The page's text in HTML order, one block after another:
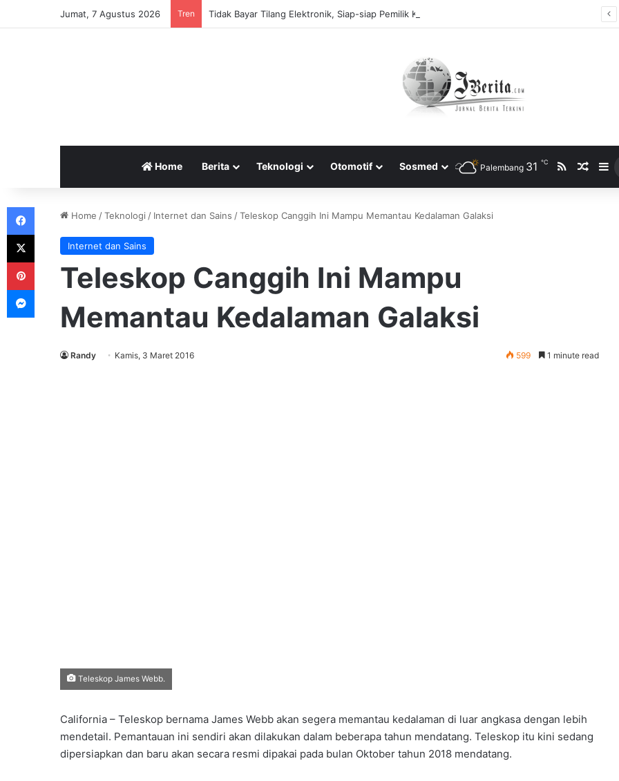
Jumat, 7 Agustus 2026 Tren
Home Berita Teknologi Otomotif Sosmed Palembang 31 ℃ RSS
Home /Teknologi / Internet dan Sains /Teleskop Canggih Ini Mampu Memantau Kedalaman Galaksi
Internet dan Sains
Teleskop Canggih Ini Mampu
Memantau Kedalaman Galaksi
Randy Kamis, 3 Maret 2016 599 1 minute read
Teleskop James Webb.
California – Teleskop bernama James Webb akan segera memantau kedalaman di luar angkasa dengan lebih
mendetail. Pemantauan ini sendiri akan dilakukan dalam beberapa tahun mendatang. Teleskop itu kini sedang
dipersiapkan dan baru akan secara resmi dipakai pada bulan Oktober tahun 2018 mendatang.
Facebook
X
Pinterest
Messenger